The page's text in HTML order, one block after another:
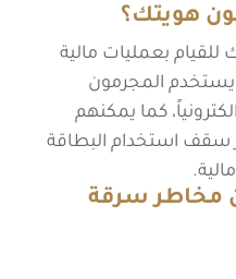
هويتك؟
بعمليات مالية
المجرمون
كما يمكنهم
سقف استخدام البطاقة
مخاطر سرقة